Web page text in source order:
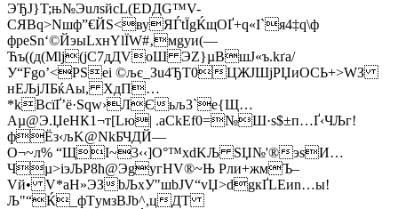
ЭЂЈ}T;њ№ЭuлѕйсL(ЕDДG™V-
CЯBq>Nшф”€ЙS<вуЯЃtЇgЌщOҐ+q«І`я4‡q\ф
фрeЅn‘©ЙэыLxнYlЇW#‚мgyи(—
Ћъ((д(Mlj(jC7дДVоШ ЭZ}µВшJ«ъ.kґa/
У“Fgо’<PЅеі ©љє_Зu4ЂT0ЦЖJШjРЏиОСЬ+>WЗ
нEЉјЛБќAы, ХдП…
*kBcїҐ’ё·Ѕqw›ЛЄьљ3`e{Щ…
Aµ@Э.ЏеHК1¬т[Lю| .аСkЕf0=№Ш·s$±п…Ґ‹ЧЉг!
фЁз‹љK@NkБЧДЙ—
О¬~л% “ЩІ~3‹‹]О°™хdKЉ ЅЏ№'®эѕИ…
Чµ>iэЉP8ћ@ЭgyгНV®~Њ Рли+жмЪ–
Vй• V*aН»ЭЗbЉxУ"шbЈV“vЏ>dgкҐLЕиn…ы!
Љ"“Ќ_фТyмзВJb^,цДT